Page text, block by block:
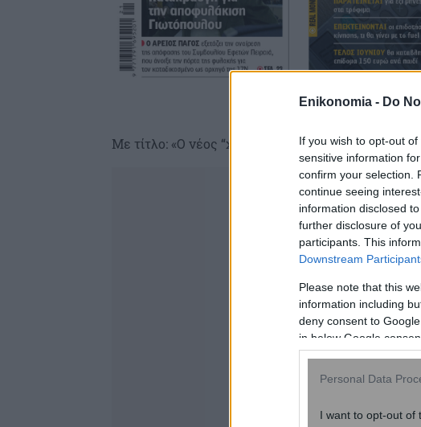
Enikonomia - Do
If you wish to opt-out
sensitive information
confirm your selection.
continue seeing
information disclosed
further disclosure of
participants. This
Downstream
Please note that this
information including
deny consent to
in below Google
Personal Data
I want to opt-out of
Με τίτλο: «Ο νέος “χάρτης” και οι μεταγραφές»